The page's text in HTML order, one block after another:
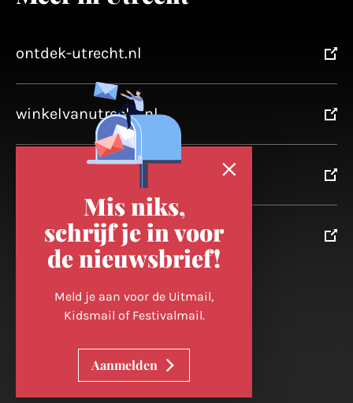
ontdek-utrecht.nl
winkelvanutrecht.nl
utrechtpartners.nl
Volg ons op
Mis niks,
schrijf je in voor
de nieuwsbrief!
Meld je aan voor de Uitmail,
Kidsmail of Festivalmail.
Aanmelden